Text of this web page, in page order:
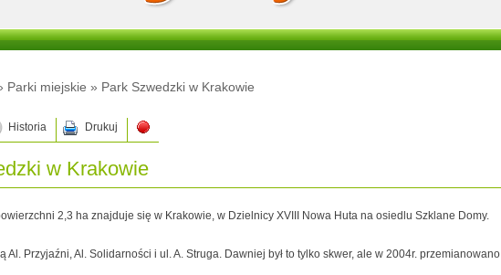
Parki miejskie » Park Szwedzki w Krakowie
Historia Drukuj
w Krakowie
2,3 ha znajduje się w Krakowie, w Dzielnicy XVIII Nowa Huta na osiedlu Szklane Domy.
Al. Przyjaźni, Al. Solidarności i ul. A. Struga. Dawniej był to tylko skwer, ale w 2004r. przemianowano